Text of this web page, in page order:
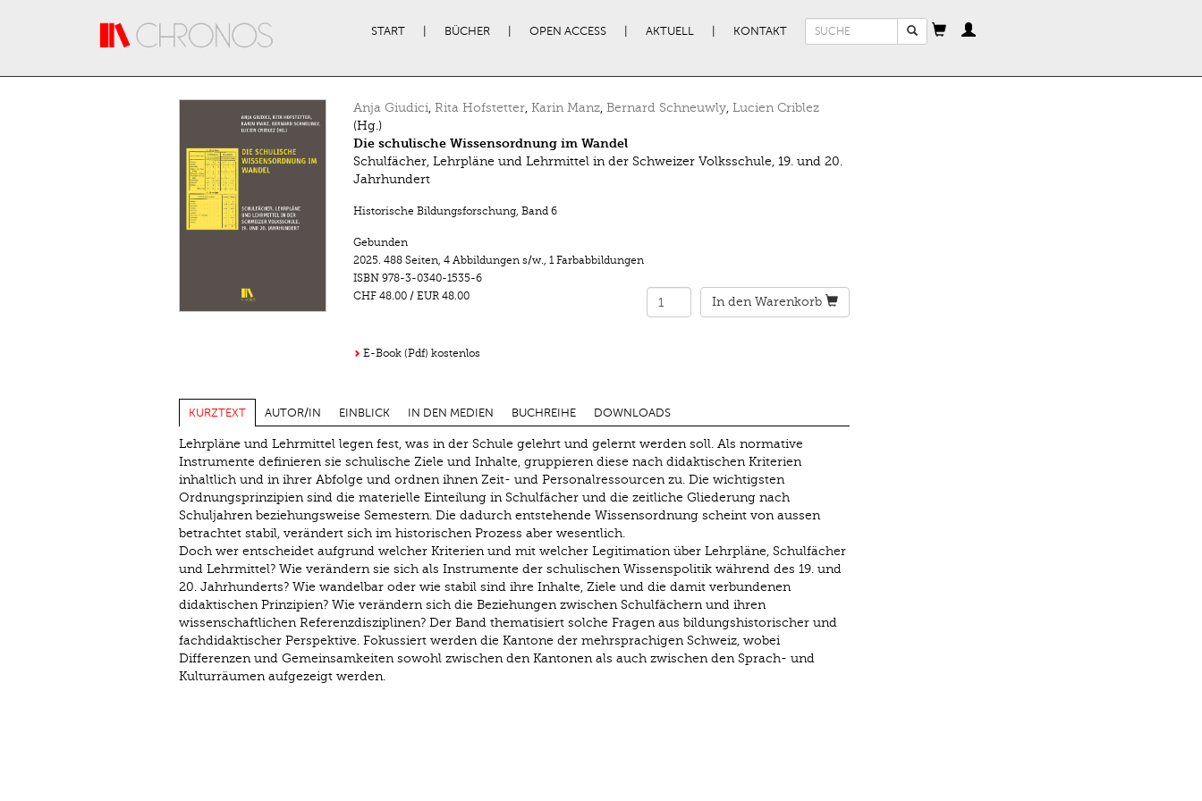
START BÜCHER OPEN ACCESS AKTUELL KONTAKT
Suchformular
Anja Giudici, Rita Hofstetter, Karin Manz, Bernard Schneuwly, Lucien Criblez
(Hg.)
Die schulische Wissensordnung im Wandel
Schulfächer, Lehrpläne und Lehrmittel in der Schweizer Volksschule, 19. und 20.
Jahrhundert
Historische Bildungsforschung, Band 6
Gebunden
2025. 488 Seiten, 4 Abbildungen s/w., 1 Farbabbildungen
ISBN 978-3-0340-1535-6
CHF 48.00/ EUR 48.00 In den Warenkorb
E-Book (Pdf) kostenlos
KURZTEXT AUTOR/IN EINBLICK IN DEN MEDIEN BUCHREIHE DOWNLOADS
Lehrpläne und Lehrmittel legen fest, was in der Schule gelehrt und gelernt werden soll. Als normative
Instrumente definieren sie schulische Ziele und Inhalte, gruppieren diese nach didaktischen Kriterien
inhaltlich und in ihrer Abfolge und ordnen ihnen Zeit- und Personalressourcen zu. Die wichtigsten
Ordnungsprinzipien sind die materielle Einteilung in Schulfächer und die zeitliche Gliederung nach
Schuljahren beziehungsweise Semestern. Die dadurch entstehende Wissensordnung scheint von aussen
betrachtet stabil, verändert sich im historischen Prozess aber wesentlich.
Doch wer entscheidet aufgrund welcher Kriterien und mit welcher Legitimation über Lehrpläne, Schulfächer
und Lehrmittel? Wie verändern sie sich als Instrumente der schulischen Wissenspolitik während des 19. und
20. Jahrhunderts? Wie wandelbar oder wie stabil sind ihre Inhalte, Ziele und die damit verbundenen
didaktischen Prinzipien? Wie verändern sich die Beziehungen zwischen Schulfächern und ihren
wissenschaftlichen Referenzdisziplinen? Der Band thematisiert solche Fragen aus bildungshistorischer und
fachdidaktischer Perspektive. Fokussiert werden die Kantone der mehrsprachigen Schweiz, wobei
Differenzen und Gemeinsamkeiten sowohl zwischen den Kantonen als auch zwischen den Sprach- und
Kulturräumen aufgezeigt werden.